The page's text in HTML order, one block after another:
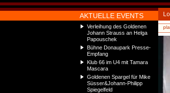
AKTUELLE EVENTS
Verleihung des Goldenen
Johann Strauss an Helga
Papouschek
Bühne Donaupark Presse-
Empfang
Klub 66 im U4 mit Tamara
Mascara
Goldenen Spargel für Mike
Süsser&Johann-Philipp
Spiegelfeld